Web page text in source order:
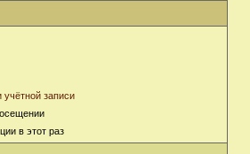
записи
в этот раз